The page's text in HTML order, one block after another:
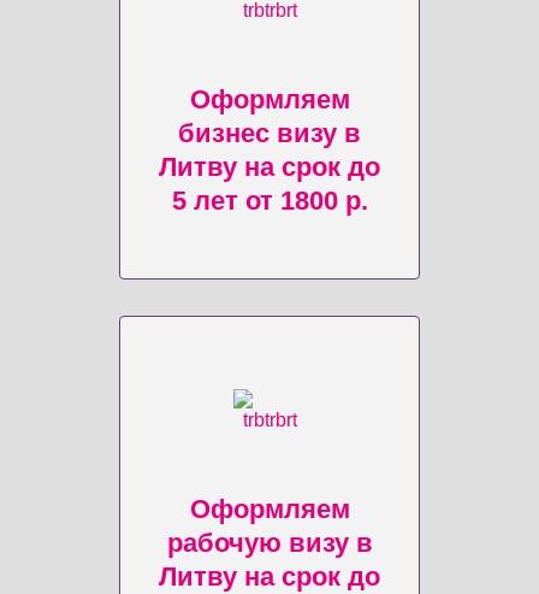
Оформляем
бизнес визу в
Литву на срок до
5 лет от 1800 р.
Оформляем
рабочую визу в
Литву на срок до